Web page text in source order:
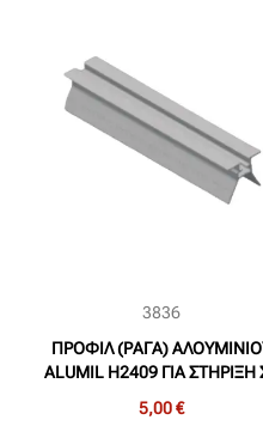
3836
ΠΡΟΦΙΛ (ΡΑΓΑ)
ALUMIL H2409 ΓΙΑ ΣΤΗΡΙΞΗ
0,3m
5,00 €